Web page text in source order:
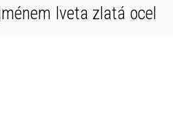
Iveta zlatá ocel